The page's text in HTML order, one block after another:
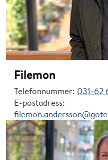
Filemon
Telefonnummer: 031-62
E-postadress: